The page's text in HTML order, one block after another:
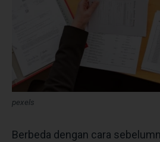
pexels
Berbeda dengan cara